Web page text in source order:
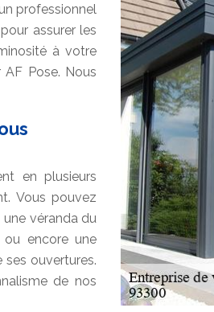
professionnel
assurer les
à votre
Pose. Nous
en plusieurs
Vous pouvez
véranda du
encore une
ouvertures.
de nos